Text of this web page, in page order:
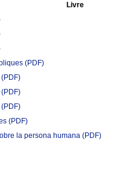
Livre
(PDF)
(PDF)
(PDF)
(PDF)
(PDF)
la persona humana (PDF)